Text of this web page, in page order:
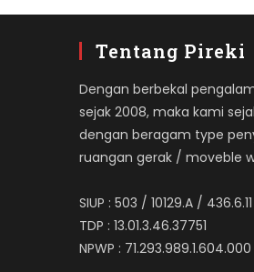
Tentang Pireki
Dengan berbekal
sejak 2008, maka kami
dengan beragam type
ruangan gerak / moveble
SIUP : 503 / 10129.A /
TDP : 13.01.3.46.37751
NPWP : 71.293.989.1.604.000